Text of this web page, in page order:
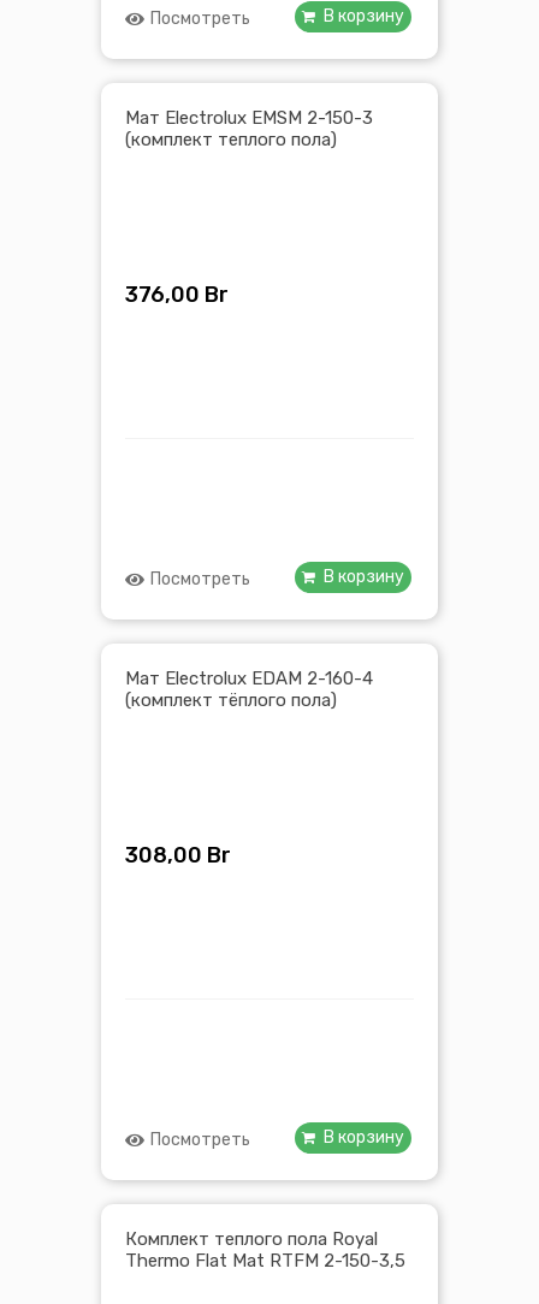
Посмотреть В корзину
Мат Electrolux EMSM 2-150-3
(комплект теплого пола)
376,00 Br
Посмотреть В корзину
Мат Electrolux EDAM 2-160-4
(комплект тёплого пола)
308,00 Br
Посмотреть В корзину
Комплект теплого пола Royal
Thermo Flat Mat RTFM 2-150-3,5